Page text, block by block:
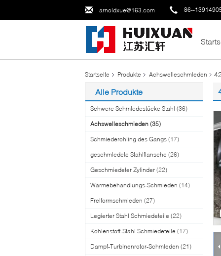
arnoldxue@163.com 86--
Startseite Produkte Achswelleschmieden
Alle Produkte
Schwere Schmiedestücke Stahl (36)
Achswelleschmieden (35)
Schmiederohling des Gangs (17)
geschmiedete Stahlflansche (26)
Geschmiedeter Zylinder (22)
Wärmebehandlungs-Schmieden (14)
Freiformschmieden (27)
Legierter Stahl Schmiedeteile (22)
Kohlenstoff-Stahl Schmiedeteile (17)
Dampf-Turbinenrotor-Schmieden (21)